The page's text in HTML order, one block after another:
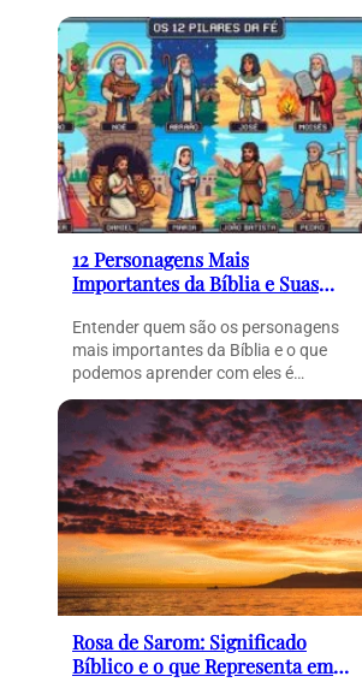
12 Personagens Mais
Importantes da Bíblia e Suas
Entender quem são os personagens
mais importantes da Bíblia e o que
podemos aprender com eles é
essencial para compreender…
Rosa de Sarom: Significado
Bíblico e o que Representa em